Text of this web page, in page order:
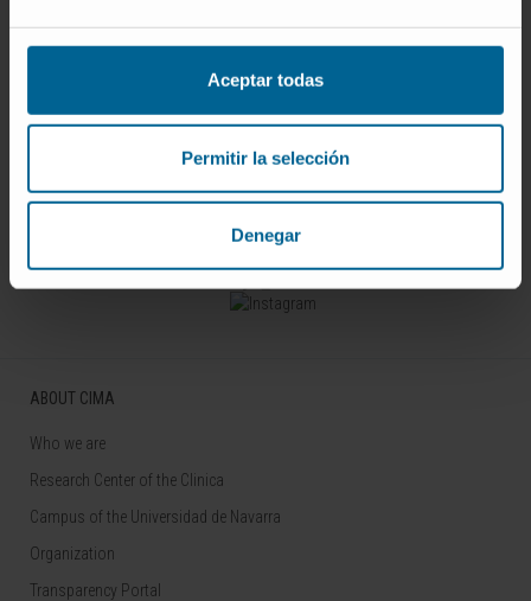
Aceptar todas
Permitir la selección
Denegar
Sign up for our newsletter
Follow us
ABOUT CIMA
Who we are
Research Center of the Clinica
Campus of the Universidad de Navarra
Organization
Transparency Portal